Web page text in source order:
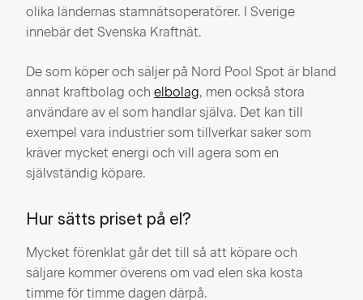
olika ländernas stamnätsoperatörer. I Sverige
innebär det Svenska Kraftnät.
De som köper och säljer på Nord Pool Spot är bland
annat kraftbolag och elbolag, men också stora
användare av el som handlar själva. Det kan till
exempel vara industrier som tillverkar saker som
kräver mycket energi och vill agera som en
självständig köpare.
Hur sätts priset på el?
Mycket förenklat går det till så att köpare och
säljare kommer överens om vad elen ska kosta
timme för timme dagen därpå.